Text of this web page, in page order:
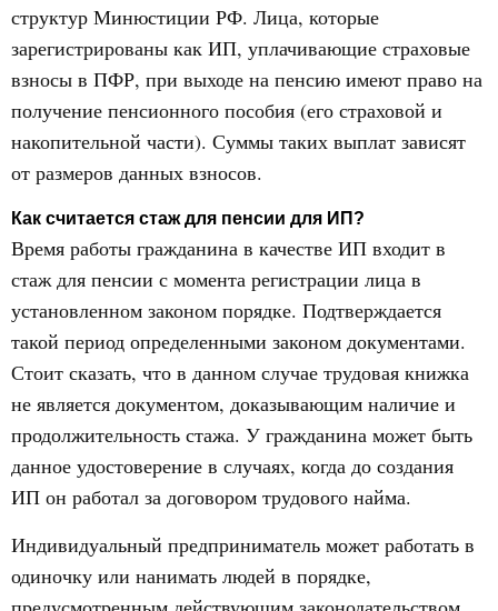
структур Минюстиции РФ. Лица, которые
зарегистрированы как ИП, уплачивающие страховые
взносы в ПФР, при выходе на пенсию имеют право на
получение пенсионного пособия (его страховой и
накопительной части). Суммы таких выплат зависят
от размеров данных взносов.
Как считается стаж для пенсии для ИП?
Время работы гражданина в качестве ИП входит в
стаж для пенсии с момента регистрации лица в
установленном законом порядке. Подтверждается
такой период определенными законом документами.
Стоит сказать, что в данном случае трудовая книжка
не является документом, доказывающим наличие и
продолжительность стажа. У гражданина может быть
данное удостоверение в случаях, когда до создания
ИП он работал за договором трудового найма.
Индивидуальный предприниматель может работать в
одиночку или нанимать людей в порядке,